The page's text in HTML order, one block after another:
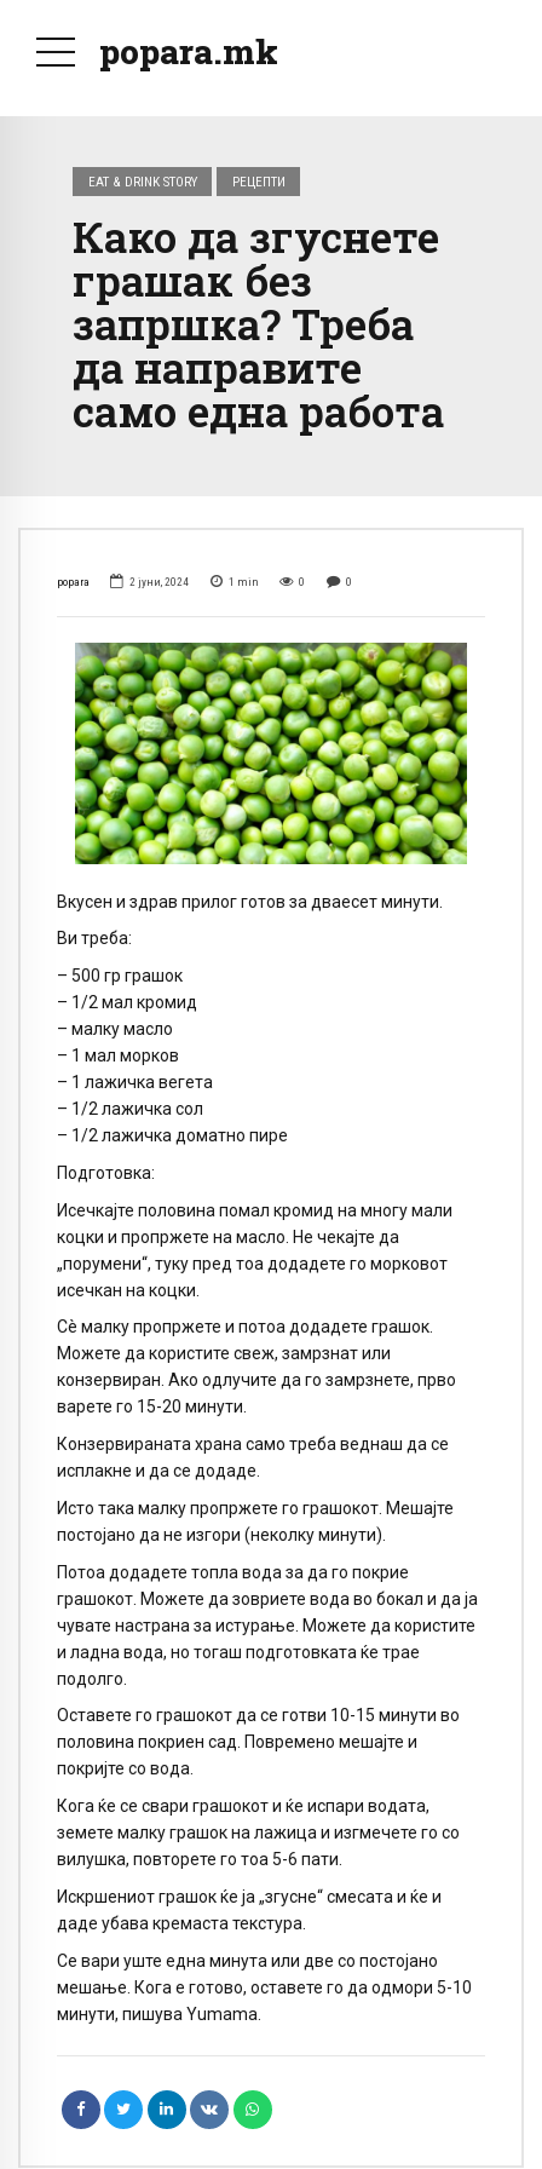
popara.mk
EAT & DRINK STORY РЕЦЕПТИ
Како да згуснете
грашак без
запршка? Треба
да направите
само една работа
popara 2 јуни, 2024 1 min 0 0
Вкусен и здрав прилог готов за дваесет минути.
Ви треба:
– 500 гр грашок
– 1/2 мал кромид
– малку масло
– 1 мал морков
– 1 лажичка вегета
– 1/2 лажичка сол
– 1/2 лажичка доматно пире
Подготовка:
Исечкајте половина помал кромид на многу мали
коцки и пропржете на масло. Не чекајте да
„порумени“, туку пред тоа додадете го морковот
исечкан на коцки.
Сè малку пропржете и потоа додадете грашок.
Можете да користите свеж, замрзнат или
конзервиран. Ако одлучите да го замрзнете, прво
варете го 15-20 минути.
Конзервираната храна само треба веднаш да се
исплакне и да се додаде.
Исто така малку пропржете го грашокот. Мешајте
постојано да не изгори (неколку минути).
Потоа додадете топла вода за да го покрие
грашокот. Можете да зовриете вода во бокал и да ја
чувате настрана за истурање. Можете да користите
и ладна вода, но тогаш подготовката ќе трае
подолго.
Оставете го грашокот да се готви 10-15 минути во
половина покриен сад. Повремено мешајте и
покријте со вода.
Кога ќе се свари грашокот и ќе испари водата,
земете малку грашок на лажица и изгмечете го со
вилушка, повторете го тоа 5-6 пати.
Искршениот грашок ќе ја „згусне“ смесата и ќе и
даде убава кремаста текстура.
Се вари уште една минута или две со постојано
мешање. Кога е готово, оставете го да одмори 5-10
минути, пишува Yumama.